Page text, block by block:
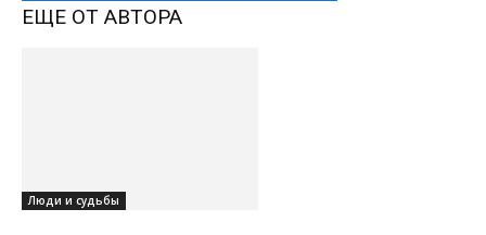
ЕЩЕ ОТ АВТОРА
Люди и судьбы